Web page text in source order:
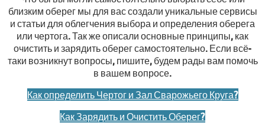
близким оберег мы для вас создали уникальные сервисы
и статьи для облегчения выбора и определения оберега
или чертога. Так же описали основные принципы, как
очистить и зарядить оберег самостоятельно. Если всё-
таки возникнут вопросы, пишите, будем рады вам помочь
в вашем вопросе.
Как определить Чертог и Зал Сварожьего Круга?
Как Зарядить и Очистить Оберег?